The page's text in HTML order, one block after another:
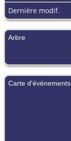
Dernière modif.
Arbre
Carte d'événements